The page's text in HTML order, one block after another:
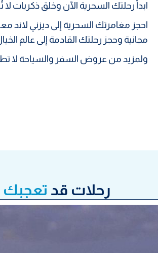
ابدأ رحلتك السحرية الآن وخلق ذكريات
احجز مغامرتك السحرية إلى ديزني لاند
مجانية وحجز رحلتك القادمة إلى عالم
ولمزيد من عروض السفر والسياحة لا
رحلات قد تعجبك